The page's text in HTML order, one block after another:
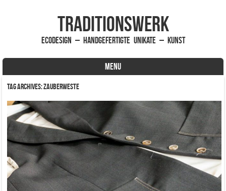
traditionsWerk
EcoDesign – handgefertigte Unikate – Kunst
MENU
Skip to content
Tag Archives:Zauberweste